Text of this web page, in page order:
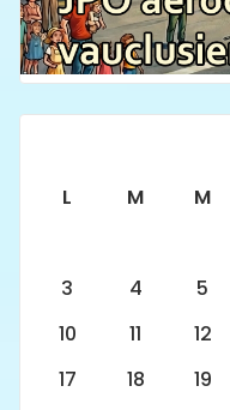
L
M M
3
4 5
10
11 12
17
18 19